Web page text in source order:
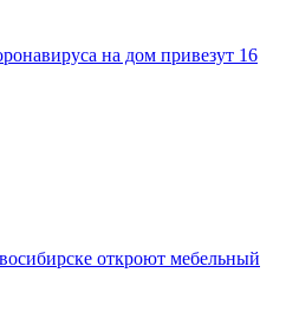
на дом привезут 16
откроют мебельный